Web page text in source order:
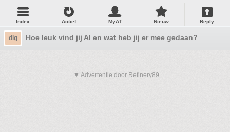
Index Actief MyAT Nieuw Reply
dig Hoe leuk vind jij AI en wat heb jij er mee gedaan?
▼ Advertentie door Refinery89